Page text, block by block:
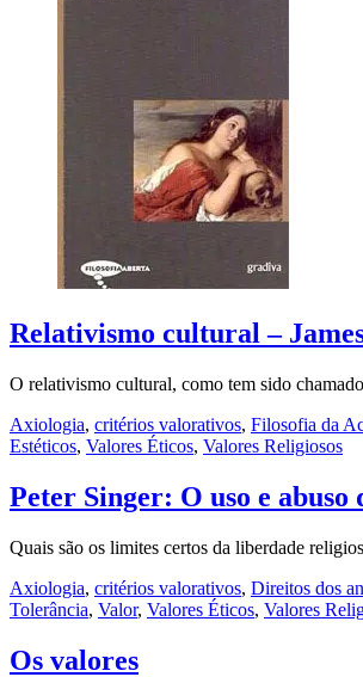
Relativismo cultural –
O relativismo cultural, como tem sido
Axiologia, critérios valorativos, Filosofia da
Estéticos, Valores Éticos, Valores Religiosos
Peter Singer: O uso e
Quais são os limites certos da liberdade
Axiologia, critérios valorativos, Direitos dos
Tolerância, Valor, Valores Éticos, Valores
Os valores